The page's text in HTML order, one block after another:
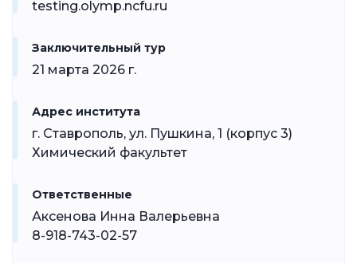
testing.olymp.ncfu.ru
Заключительный тур
21 марта 2026 г.
Адрес института
г. Ставрополь, ул. Пушкина, 1 (корпус 3)
Химический факультет
Ответственные
Аксенова Инна Валерьевна
8-918-743-02-57